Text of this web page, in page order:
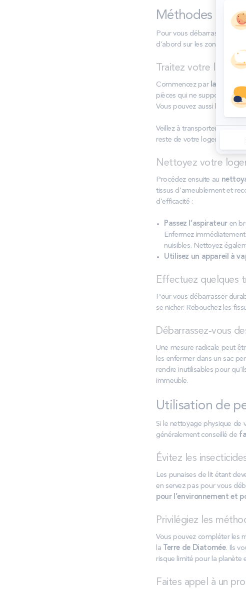
Méthodes
Pour vous débarrasser des
d’abord sur les zones les
Traitez votre linge
Commencez par laver en
pièces qui ne supportent
Vous pouvez aussi les
Veillez à transporter votre
reste de votre logement.
Nettoyez votre
Procédez ensuite au
tissus d’ameublement et
d’efficacité :
Passez l’aspirateuren
Enfermez
nuisibles. Nettoyez
Utilisez un appareil à
Effectuez quelques
Pour vous débarrasser
se nicher. Rebouchez les
Débarrassez-vous
Une mesure radicale peut
les enfermer dans un sac
rendre inutilisables pour
immeuble.
Utilisation de
Si le nettoyage physique de
généralement conseillé de
Évitez les
Les punaises de lit étant
en servez pas pour vous
pour l’environnement et
Privilégiez les
Vous pouvez compléter les
la Terre de Diatomée. Ils
risque limité pour la planète
Faites appel à un